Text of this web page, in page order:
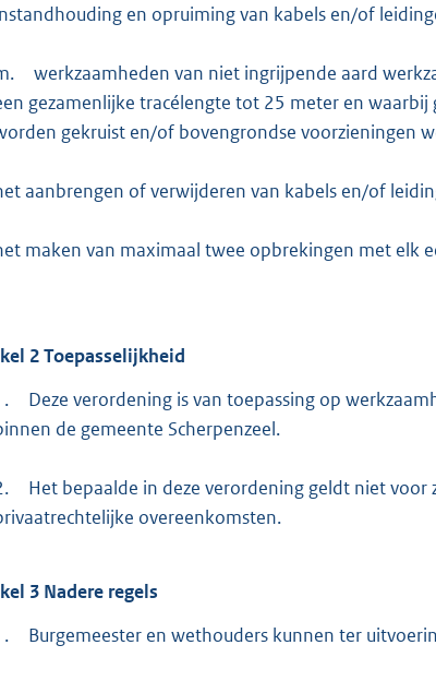
en opruiming van kabels en/of
werkzaamheden van niet ingrijpende aard
gezamenlijke tracélengte tot 25 meter en
gekruist en/of bovengrondse voorzieningen
aanbrengen of verwijderen van kabels en/of
maken van maximaal twee opbrekingen met elk
2Toepasselijkheid
Deze verordening is van toepassing op
de gemeente Scherpenzeel.
Het bepaalde in deze verordening geldt niet
overeenkomsten.
3 Nadere regels
Burgemeester en wethouders kunnen ter